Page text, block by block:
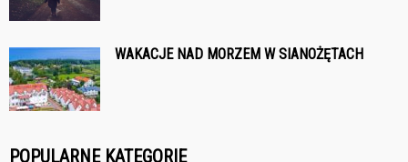
WAKACJE NAD MORZEM W SIANOŻĘTACH
POPULARNE KATEGORIE